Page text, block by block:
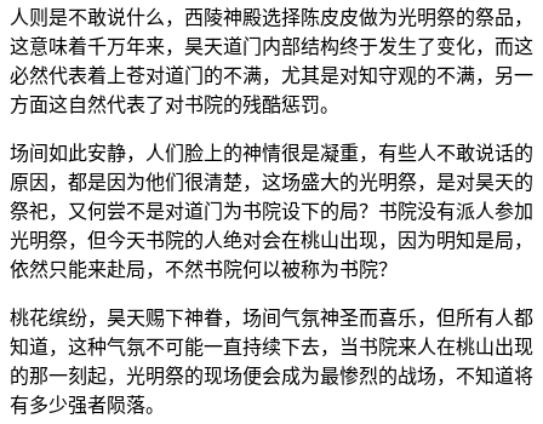
人则是不敢说什么，西陵神殿选择陈皮皮做为光明祭的祭品，
这意味着千万年来，昊天道门内部结构终于发生了变化，而这
必然代表着上苍对道门的不满，尤其是对知守观的不满，另一
方面这自然代表了对书院的残酷惩罚。
场间如此安静，人们脸上的神情很是凝重，有些人不敢说话的
原因，都是因为他们很清楚，这场盛大的光明祭，是对昊天的
祭祀，又何尝不是对道门为书院设下的局？书院没有派人参加
光明祭，但今天书院的人绝对会在桃山出现，因为明知是局，
依然只能来赴局，不然书院何以被称为书院？
桃花缤纷，昊天赐下神眷，场间气氛神圣而喜乐，但所有人都
知道，这种气氛不可能一直持续下去，当书院来人在桃山出现
的那一刻起，光明祭的现场便会成为最惨烈的战场，不知道将
有多少强者陨落。